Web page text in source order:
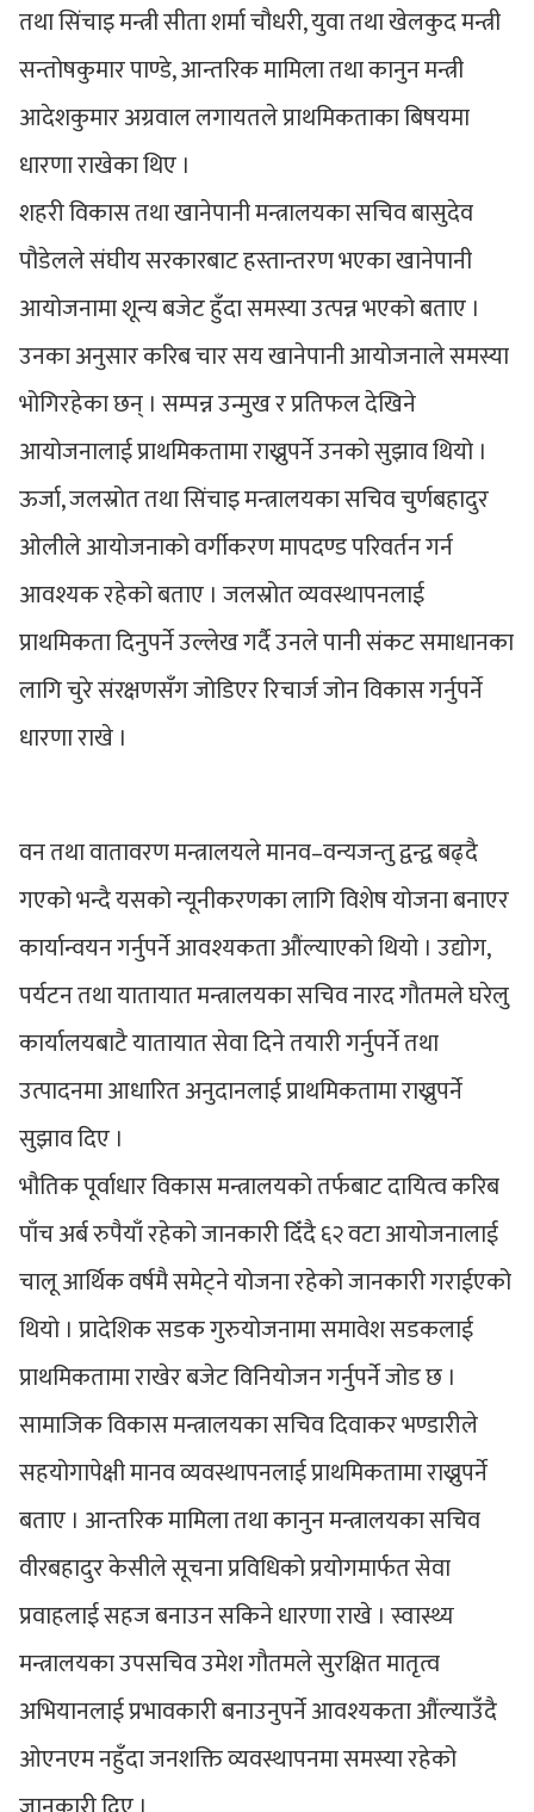
तथा सिंचाइ मन्त्री सीता शर्मा चौधरी, युवा तथा खेलकुद मन्त्री
सन्तोषकुमार पाण्डे, आन्तरिक मामिला तथा कानुन मन्त्री
आदेशकुमार अग्रवाल लगायतले प्राथमिकताका बिषयमा
धारणा राखेका थिए ।
शहरी विकास तथा खानेपानी मन्त्रालयका सचिव बासुदेव
पौडेलले संघीय सरकारबाट हस्तान्तरण भएका खानेपानी
आयोजनामा शून्य बजेट हुँदा समस्या उत्पन्न भएको बताए ।
उनका अनुसार करिब चार सय खानेपानी आयोजनाले समस्या
भोगिरहेका छन् । सम्पन्न उन्मुख र प्रतिफल देखिने
आयोजनालाई प्राथमिकतामा राख्नुपर्ने उनको सुझाव थियो ।
ऊर्जा, जलस्रोत तथा सिंचाइ मन्त्रालयका सचिव चुर्णबहादुर
ओलीले आयोजनाको वर्गीकरण मापदण्ड परिवर्तन गर्न
आवश्यक रहेको बताए । जलस्रोत व्यवस्थापनलाई
प्राथमिकता दिनुपर्ने उल्लेख गर्दै उनले पानी संकट समाधानका
लागि चुरे संरक्षणसँग जोडिएर रिचार्ज जोन विकास गर्नुपर्ने
धारणा राखे ।
वन तथा वातावरण मन्त्रालयले मानव–वन्यजन्तु द्वन्द्व बढ्दै
गएको भन्दै यसको न्यूनीकरणका लागि विशेष योजना बनाएर
कार्यान्वयन गर्नुपर्ने आवश्यकता औंल्याएको थियो । उद्योग,
पर्यटन तथा यातायात मन्त्रालयका सचिव नारद गौतमले घरेलु
कार्यालयबाटै यातायात सेवा दिने तयारी गर्नुपर्ने तथा
उत्पादनमा आधारित अनुदानलाई प्राथमिकतामा राख्नुपर्ने
सुझाव दिए ।
भौतिक पूर्वाधार विकास मन्त्रालयको तर्फबाट दायित्व करिब
पाँच अर्ब रुपैयाँ रहेको जानकारी दिँदै ६२ वटा आयोजनालाई
चालू आर्थिक वर्षमै समेट्ने योजना रहेको जानकारी गराईएको
थियो । प्रादेशिक सडक गुरुयोजनामा समावेश सडकलाई
प्राथमिकतामा राखेर बजेट विनियोजन गर्नुपर्ने जोड छ ।
सामाजिक विकास मन्त्रालयका सचिव दिवाकर भण्डारीले
सहयोगापेक्षी मानव व्यवस्थापनलाई प्राथमिकतामा राख्नुपर्ने
बताए । आन्तरिक मामिला तथा कानुन मन्त्रालयका सचिव
वीरबहादुर केसीले सूचना प्रविधिको प्रयोगमार्फत सेवा
प्रवाहलाई सहज बनाउन सकिने धारणा राखे । स्वास्थ्य
मन्त्रालयका उपसचिव उमेश गौतमले सुरक्षित मातृत्व
अभियानलाई प्रभावकारी बनाउनुपर्ने आवश्यकता औंल्याउँदै
ओएनएम नहुँदा जनशक्ति व्यवस्थापनमा समस्या रहेको